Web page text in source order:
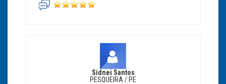
Sidnei Santos
PESQUEIRA / PE